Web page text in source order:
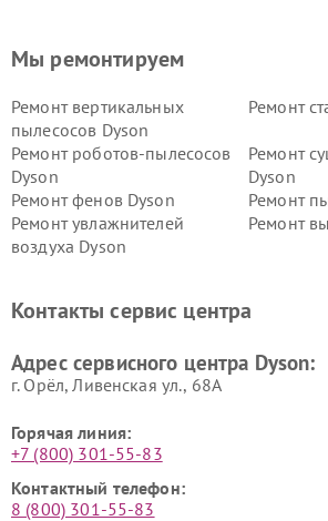
Мы ремонтируем
Ремонт вертикальных
пылесосов Dyson
Ремонт
Ремонт роботов-пылесосов
Dyson
Ремонт
Dyson
Ремонт фенов Dyson
Ремонт
Ремонт увлажнителей
воздуха Dyson
Ремонт
Контакты сервис центра
Адрес сервисного центра Dyson:
г. Орёл, Ливенская ул., 68А
Горячая линия:
+7 (800) 301-55-83
Контактный телефон:
8 (800) 301-55-83